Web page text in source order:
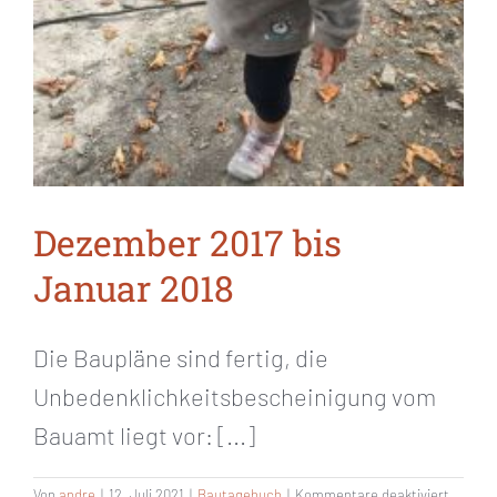
Dezember 2017 bis
Januar 2018
Die Baupläne sind fertig, die
Unbedenklichkeitsbescheinigung vom
Bauamt liegt vor: [...]